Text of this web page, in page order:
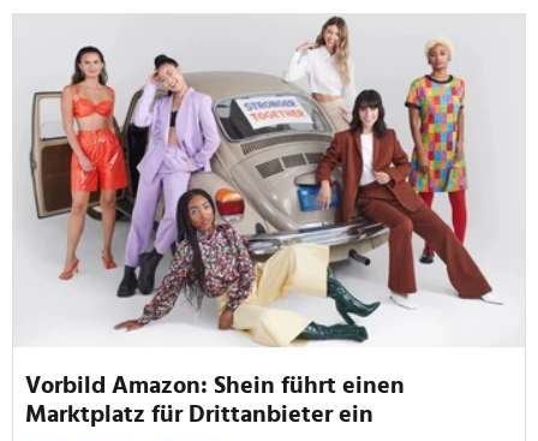
Vorbild Amazon: Shein führt einen
Marktplatz für Drittanbieter ein